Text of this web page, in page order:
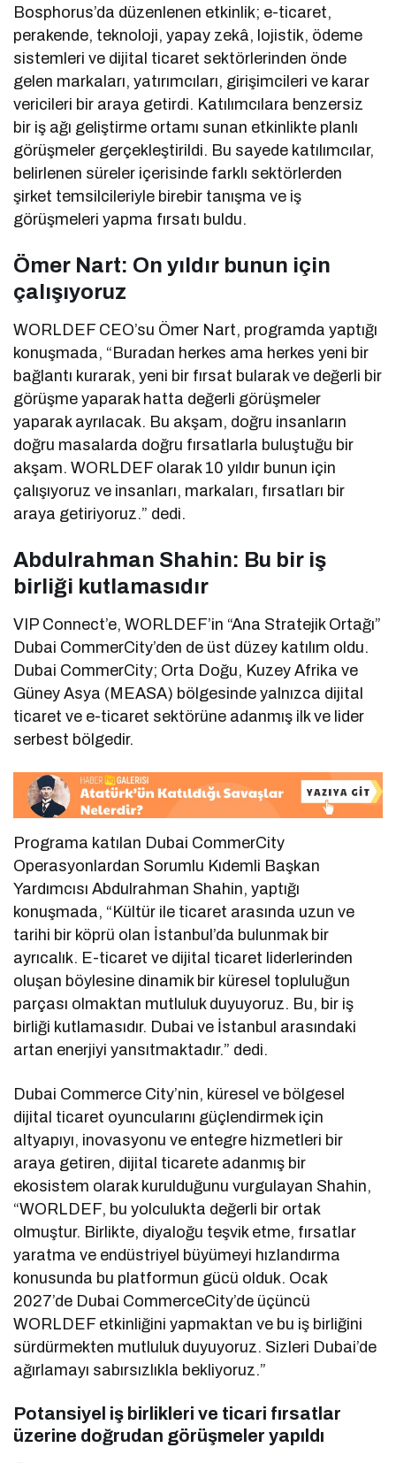
Bosphorus’da düzenlenen etkinlik; e-ticaret,
perakende, teknoloji, yapay zekâ, lojistik, ödeme
sistemleri ve dijital ticaret sektörlerinden önde
gelen markaları, yatırımcıları, girişimcileri ve karar
vericileri bir araya getirdi. Katılımcılara benzersiz
bir iş ağı geliştirme ortamı sunan etkinlikte planlı
görüşmeler gerçekleştirildi. Bu sayede katılımcılar,
belirlenen süreler içerisinde farklı sektörlerden
şirket temsilcileriyle birebir tanışma ve iş
görüşmeleri yapma fırsatı buldu.
Ömer Nart: On yıldır bunun için
çalışıyoruz
WORLDEF CEO’su Ömer Nart, programda yaptığı
konuşmada, “Buradan herkes ama herkes yeni bir
bağlantı kurarak, yeni bir fırsat bularak ve değerli bir
görüşme yaparak hatta değerli görüşmeler
yaparak ayrılacak. Bu akşam, doğru insanların
doğru masalarda doğru fırsatlarla buluştuğu bir
akşam. WORLDEF olarak 10 yıldır bunun için
çalışıyoruz ve insanları, markaları, fırsatları bir
araya getiriyoruz.” dedi.
Abdulrahman Shahin: Bu bir iş
birliği kutlamasıdır
VIP Connect’e, WORLDEF’in “Ana Stratejik Ortağı”
Dubai CommerCity’den de üst düzey katılım oldu.
Dubai CommerCity; Orta Doğu, Kuzey Afrika ve
Güney Asya (MEASA) bölgesinde yalnızca dijital
ticaret ve e-ticaret sektörüne adanmış ilk ve lider
serbest bölgedir.
Programa katılan Dubai CommerCity
Operasyonlardan Sorumlu Kıdemli Başkan
Yardımcısı Abdulrahman Shahin, yaptığı
konuşmada, “Kültür ile ticaret arasında uzun ve
tarihi bir köprü olan İstanbul’da bulunmak bir
ayrıcalık. E-ticaret ve dijital ticaret liderlerinden
oluşan böylesine dinamik bir küresel topluluğun
parçası olmaktan mutluluk duyuyoruz. Bu, bir iş
birliği kutlamasıdır. Dubai ve İstanbul arasındaki
artan enerjiyi yansıtmaktadır.” dedi.
Dubai Commerce City’nin, küresel ve bölgesel
dijital ticaret oyuncularını güçlendirmek için
altyapıyı, inovasyonu ve entegre hizmetleri bir
araya getiren, dijital ticarete adanmış bir
ekosistem olarak kurulduğunu vurgulayan Shahin,
“WORLDEF, bu yolculukta değerli bir ortak
olmuştur. Birlikte, diyaloğu teşvik etme, fırsatlar
yaratma ve endüstriyel büyümeyi hızlandırma
konusunda bu platformun gücü olduk. Ocak
2027’de Dubai CommerceCity’de üçüncü
WORLDEF etkinliğini yapmaktan ve bu iş birliğini
sürdürmekten mutluluk duyuyoruz. Sizleri Dubai’de
ağırlamayı sabırsızlıkla bekliyoruz.”
Potansiyel iş birlikleri ve ticari fırsatlar
üzerine doğrudan görüşmeler yapıldı